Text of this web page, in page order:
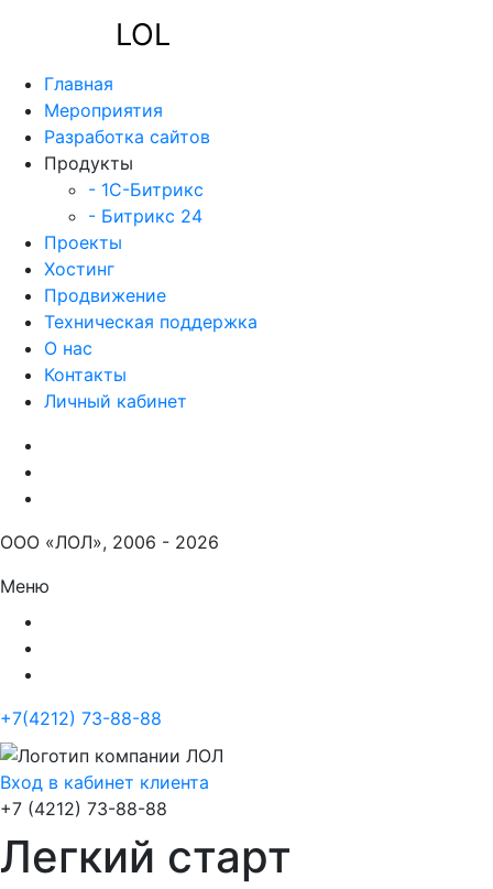
LOL
Главная
Мероприятия
Разработка сайтов
Продукты
- 1C-Битрикс
- Битрикс 24
Проекты
Хостинг
Продвижение
Техническая поддержка
О нас
Контакты
Личный кабинет
ООО «ЛОЛ», 2006 - 2026
Меню
+7(4212) 73-88-88
Вход в кабинет клиента
+7 (4212) 73-88-88
Легкий старт